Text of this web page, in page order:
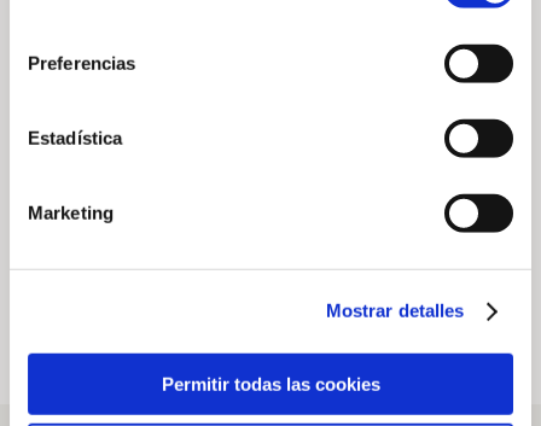
Preferencias
Estadística
Marketing
Mostrar detalles
Permitir todas las cookies
Golf Son Vida
Fotowettbewerb